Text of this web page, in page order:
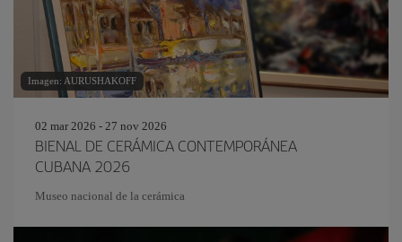
Imagen: AURUSHAKOFF
02 mar 2026 - 27 nov 2026
BIENAL DE CERÁMICA CONTEMPORÁNEA
CUBANA 2026
Museo nacional de la cerámica